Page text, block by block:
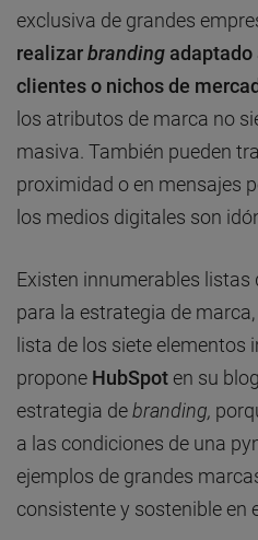
exclusiva de grandes
realizarbranding adaptado
clientes o nichos de
los atributos de marca no
masiva. También pueden
proximidad o en mensajes
los medios digitales son
Existen innumerables listas
para la estrategia de
lista de los siete elementos
propone HubSpot en su
estrategia debranding,
a las condiciones de una
ejemplos de grandes
consistente y sostenible en